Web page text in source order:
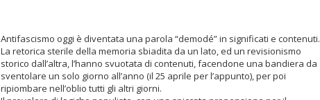
Antifascismo oggi è diventata una parola “demodé” in significati e contenuti.
La retorica sterile della memoria sbiadita da un lato, ed un revisionismo
storico dall’altra, l’hanno svuotata di contenuti, facendone una bandiera da
sventolare un solo giorno all’anno (il 25 aprile per l’appunto), per poi
ripiombare nell’oblio tutti gli altri giorni.